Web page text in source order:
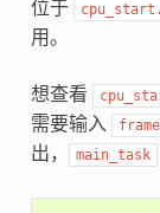
位于
用。
想查看
需要输入
frame
出，
main_task